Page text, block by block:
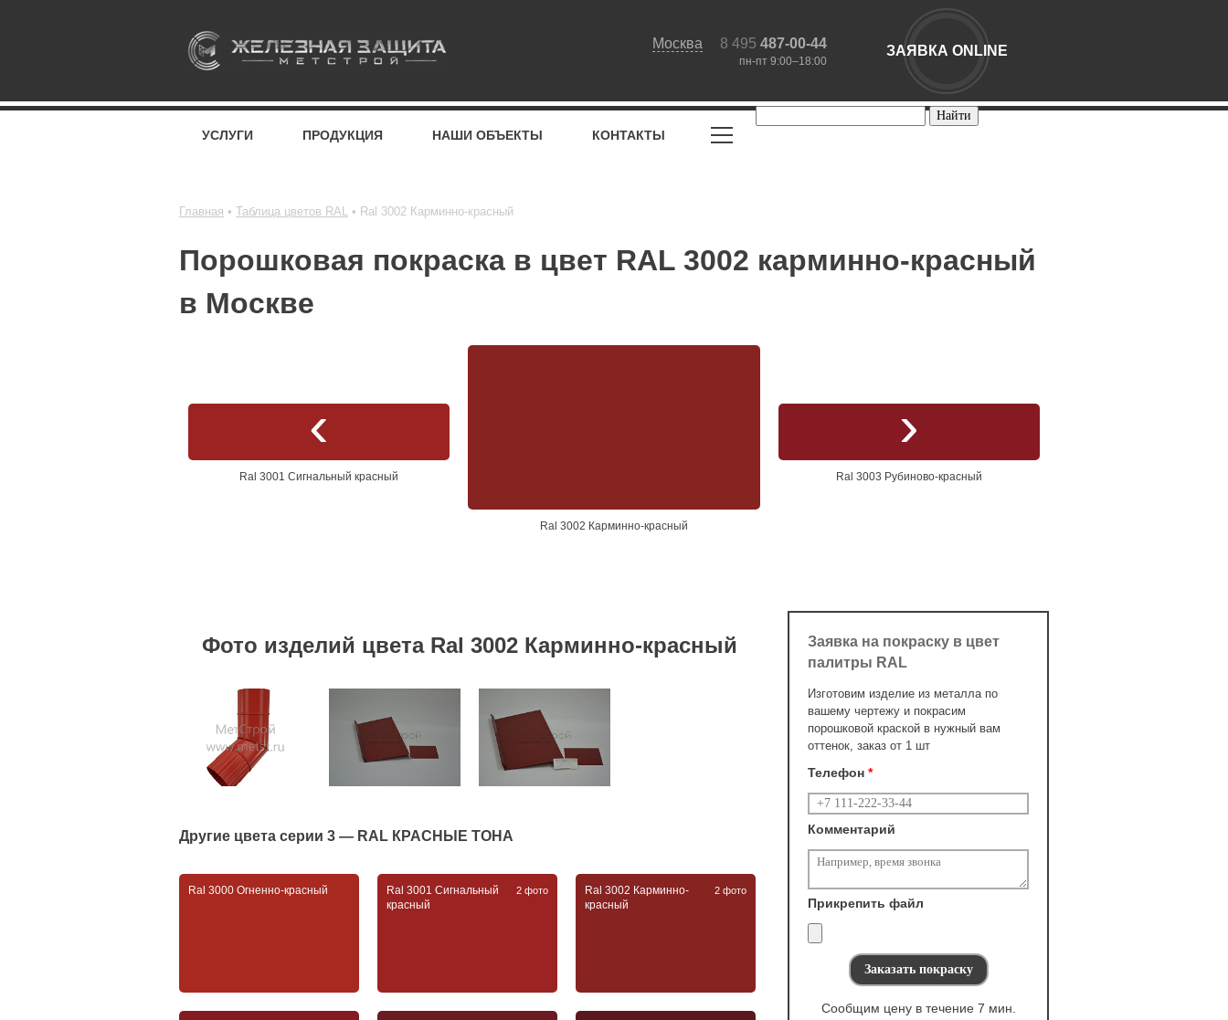
Москва 8 495 487-00-44
пн-пт 9:00–18:00
ЗАЯВКА ONLINE
УСЛУГИ ПРОДУКЦИЯ НАШИ ОБЪЕКТЫ КОНТАКТЫ
Главная Таблица цветов RAL Ral 3002 Карминно-красный
Порошковая покраска в цвет RAL 3002 карминно-красный
в Москве
Ral 3001 Сигнальный красный
Ral 3002 Карминно-красный
Ral 3003 Рубиново-красный
Фото изделий цвета Ral 3002 Карминно-красный
Другие цвета серии 3 — RAL КРАСНЫЕ ТОНА
Ral 3000 Огненно-красный
Ral 3001 Сигнальный
красный
2 фото
Ral 3002 Карминно-
красный
2 фото
Заявка на покраску в цвет
палитры RAL
Изготовим изделие из металла по
вашему чертежу и покрасим
порошковой краской в нужный вам
оттенок, заказ от 1 шт
Телефон*
Комментарий
Прикрепить файл
Сообщим цену в течение 7 мин.